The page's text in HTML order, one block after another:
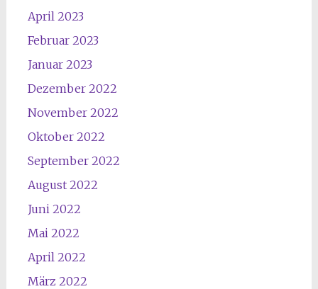
April 2023
Februar 2023
Januar 2023
Dezember 2022
November 2022
Oktober 2022
September 2022
August 2022
Juni 2022
Mai 2022
April 2022
März 2022